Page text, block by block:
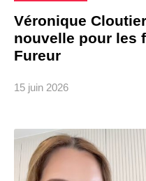
Véronique
nouvelle pour les
Fureur
15 juin 2026